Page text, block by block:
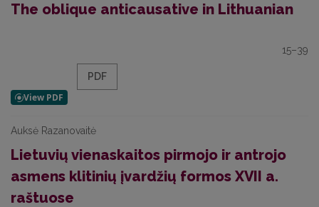
The oblique anticausative in Lithuanian
15–39
PDF
Auksė Razanovaitė
Lietuvių vienaskaitos pirmojo ir antrojo
asmens klitinių įvardžių formos XVII a.
raštuose